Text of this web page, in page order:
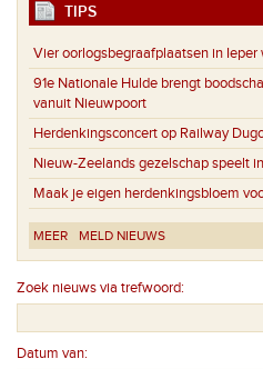
TIPS
Vier oorlogsbegraafplaatsen in
91e Nationale Hulde brengt
vanuit Nieuwpoort
Herdenkingsconcert op Railway
Nieuw-Zeelands gezelschap speelt
Maak je eigen herdenkingsbloem
MEER MELD NIEUWS
Zoek nieuws via trefwoord:
Datum van: